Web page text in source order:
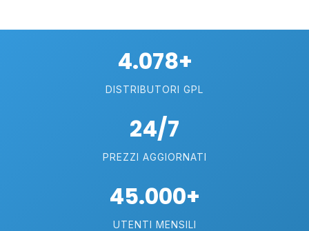
4.078+
DISTRIBUTORI GPL
24/7
PREZZI AGGIORNATI
45.000+
UTENTI MENSILI